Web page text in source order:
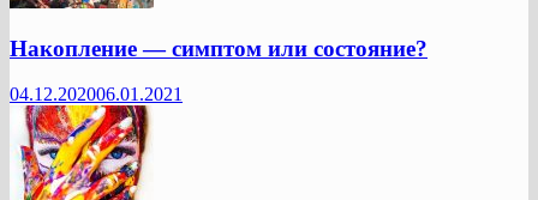
Накопление — симптом или состояние?
04.12.202006.01.2021